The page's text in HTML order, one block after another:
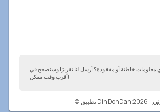
خاطئة أو مفقودة؟ أرسل لنا تقريرًا وسنصحح في
أقرب وقت ممكن!
© تطبيق DinDonDan 2026–